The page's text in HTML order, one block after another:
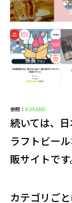
参照： KURAND
続いては、
ラフトビー
販サイトです
カテゴリご